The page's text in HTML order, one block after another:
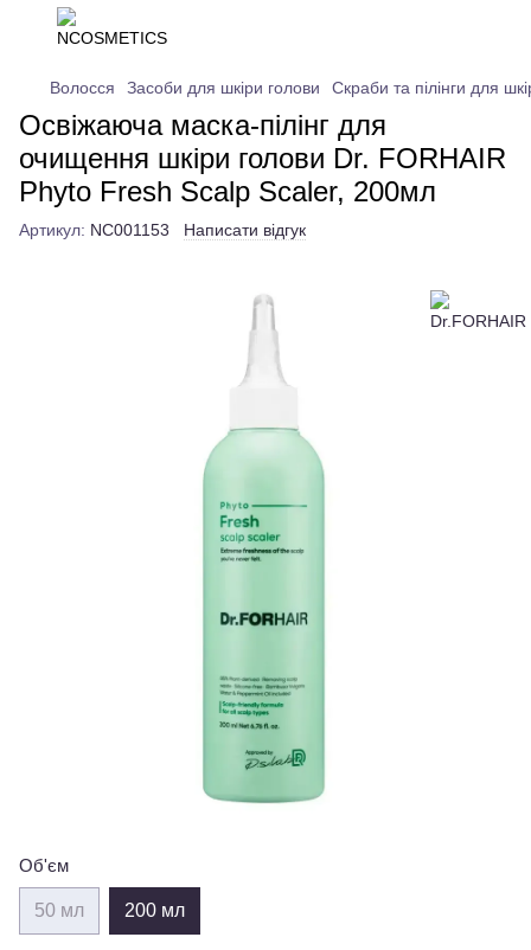
Волосся Засоби для шкіри голови Скраби та пілінги для
Освіжаюча маска-пілінг для
очищення шкіри голови Dr. FORHAIR
Phyto Fresh Scalp Scaler, 200мл
Артикул: NC001153 Написати відгук
Об'єм
50 мл 200 мл